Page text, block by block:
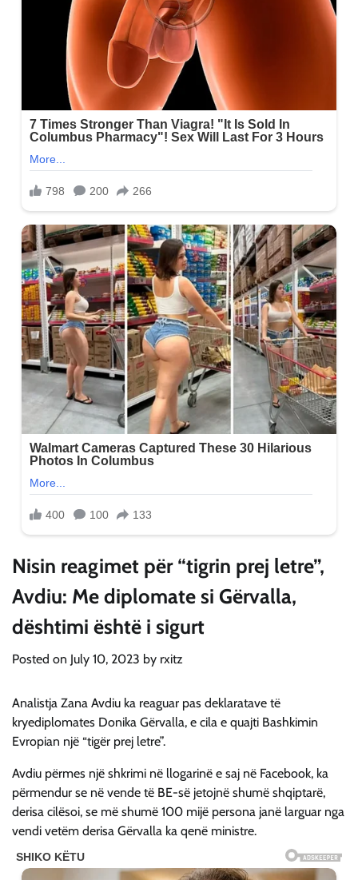
Nisin reagimet për “tigrin prej letre”,
Avdiu: Me diplomate si Gërvalla,
dështimi është i sigurt
Posted on July 10, 2023 by rxitz
Analistja Zana Avdiu ka reaguar pas deklaratave të
kryediplomates Donika Gërvalla, e cila e quajti Bashkimin
Evropian një “tigër prej letre”.
Avdiu përmes një shkrimi në llogarinë e saj në Facebook, ka
përmendur se në vende të BE-së jetojnë shumë shqiptarë,
derisa cilësoi, se më shumë 100 mijë persona janë larguar nga
vendi vetëm derisa Gërvalla ka qenë ministre.